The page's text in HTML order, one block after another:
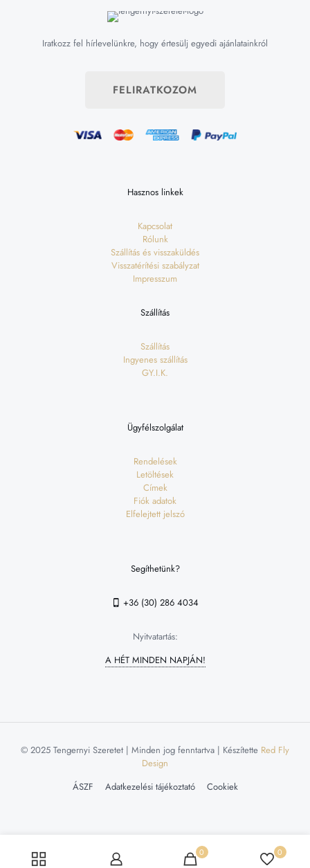
Iratkozz fel hírlevelünkre, hogy értesülj egyedi ajánlatainkról
FELIRATKOZOM
Hasznos linkek
Kapcsolat
Rólunk
Szállítás és visszaküldés
Visszatérítési szabályzat
Impresszum
Szállítás
Szállítás
Ingyenes szállítás
GY.I.K.
Ügyfélszolgálat
Rendelések
Letöltések
Címek
Fiók adatok
Elfelejtett jelszó
Segíthetünk?
+36 (30) 286 4034
Nyitvatartás:
A HÉT MINDEN NAPJÁN!
© 2025 Tengernyi Szeretet | Minden jog fenntartva | Készítette Red Fly
Design
ÁSZF
Adatkezelési tájékoztató Cookiek
0 0